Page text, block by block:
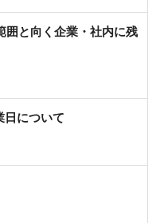
囲と向く企業・社内に残
日について